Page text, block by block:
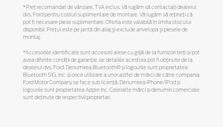
*Preţ recomandat de vânzare, TVA inclus. Vă rugăm să contactaţi dealerul
dvs. Ford pentru costuri suplimentare de montare. Vă rugăm să reţineţi că
pot fi necesare piese suplimentare. Oferta este valabilă în limita stocului
disponibil. Preţul este pe jantă din aliaj şi exclude anvelopa şi piesele de
montaj.
*Accesoriile identificate sunt accesorii alese cu grijă de la furnizori terți și pot
avea diferite condiții de garanție, iar detaliile acestora pot fi obținute de la
dealerul dvs. Ford. Denumirea Bluetooth® și logourile sunt proprietatea
Bluetooth SIG, Inc. și orice utilizare a unor astfel de mărci de către compania
Ford Motor Company se face sub licență. Denumirea iPhone/iPod și
logourile sunt proprietatea Apple Inc. Celelalte mărci și denumiri comerciale
sunt deținute de respectivii proprietari.